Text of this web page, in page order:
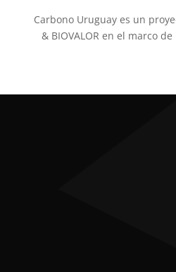
Carbono Uruguay es un
& BIOVALOR en el marco